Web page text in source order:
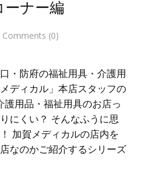
ーナー編
Comments (0)
・防府の福祉用具・介護用
ディカル」本店スタッフの
用品・福祉用具のお店っ
にくい？ そんなふうに思
加賀メディカルの店内を
なのかご紹介するシリーズ